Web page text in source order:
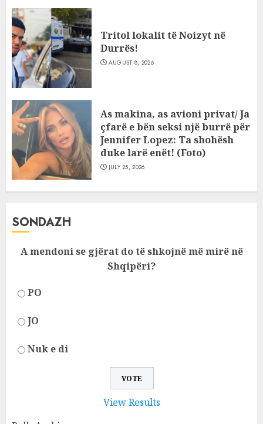
Tritol lokalit të Noizyt në
Durrës!
AUGUST 8, 2026
As makina, as avioni privat/ Ja
çfarë e bën seksi një burrë për
Jennifer Lopez: Ta shohësh
duke larë enët! (Foto)
JULY 25, 2026
SONDAZH
A mendoni se gjërat do të shkojnë më mirë në
Shqipëri?
PO
JO
Nuk e di
View Results